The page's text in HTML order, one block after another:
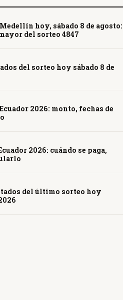
hoy, sábado 8 de agosto:
del sorteo 4847
del sorteo hoy sábado 8 de
2026: monto, fechas de
2026: cuándo se paga,
del último sorteo hoy